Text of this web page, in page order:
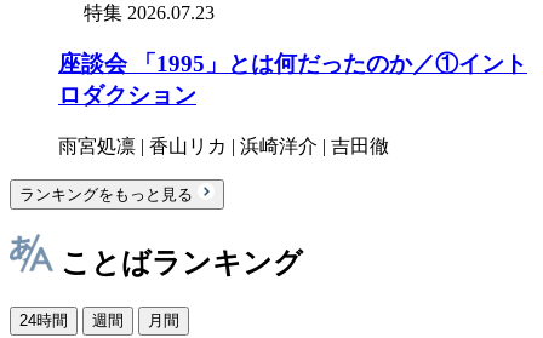
特集 2026.07.23
座談会 「1995」とは何だったのか／①イント
ロダクション
雨宮処凛 | 香山リカ | 浜崎洋介 | 吉田徹
ランキングをもっと見る
ことばランキング
24時間 週間 月間